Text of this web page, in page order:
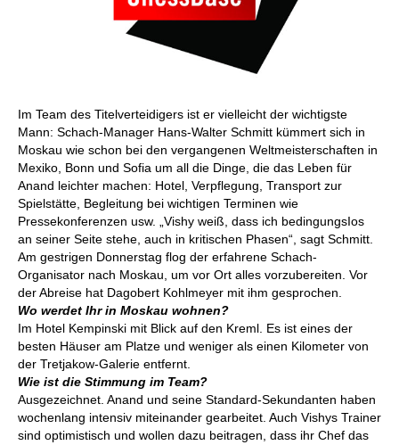
Im Team des Titelverteidigers ist er vielleicht der wichtigste
Mann: Schach-Manager Hans-Walter Schmitt kümmert sich in
Moskau wie schon bei den vergangenen Weltmeisterschaften in
Mexiko, Bonn und Sofia um all die Dinge, die das Leben für
Anand leichter machen: Hotel, Verpflegung, Transport zur
Spielstätte, Begleitung bei wichtigen Terminen wie
Pressekonferenzen usw. „Vishy weiß, dass ich bedingungsIos
an seiner Seite stehe, auch in kritischen Phasen“, sagt Schmitt.
Am gestrigen Donnerstag flog der erfahrene Schach-
Organisator nach Moskau, um vor Ort alles vorzubereiten. Vor
der Abreise hat Dagobert Kohlmeyer mit ihm gesprochen.
Wo werdet Ihr in Moskau wohnen?
Im Hotel Kempinski mit Blick auf den Kreml. Es ist eines der
besten Häuser am Platze und weniger als einen Kilometer von
der Tretjakow-Galerie entfernt.
Wie ist die Stimmung im Team?
Ausgezeichnet. Anand und seine Standard-Sekundanten haben
wochenlang intensiv miteinander gearbeitet. Auch Vishys Trainer
sind optimistisch und wollen dazu beitragen, dass ihr Chef das